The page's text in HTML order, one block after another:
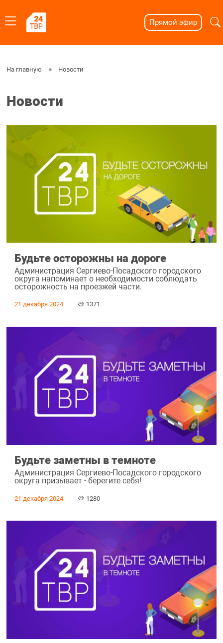
Прямой эфир
На главную Новости
Новости
Будьте осторожны на дороге
Администрация Сергиево-Посадского городского
округа напоминает о необходимости соблюдать
осторожность на проезжей части.
21 декабря 2024 1371
Будьте заметны в темноте
Администрация Сергиево-Посадского городского
округа призывает - берегите себя!
21 декабря 2024 1280